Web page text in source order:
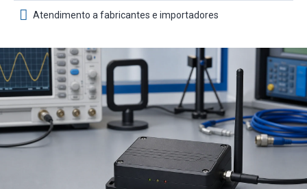
Atendimento a fabricantes e importadores